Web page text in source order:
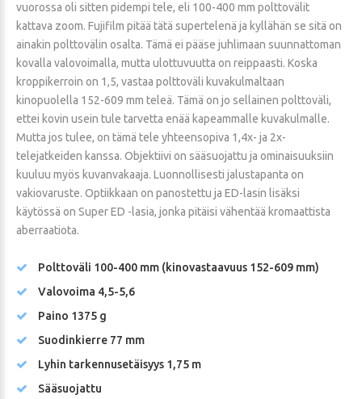
vuorossa oli sitten pidempi tele, eli 100-400 mm polttovälit
kattava zoom. Fujifilm pitää tätä supertelenä ja kyllähän se sitä on
ainakin polttovälin osalta. Tämä ei pääse juhlimaan suunnattoman
kovalla valovoimalla, mutta ulottuvuutta on reippaasti. Koska
kroppikerroin on 1,5, vastaa polttoväli kuvakulmaltaan
kinopuolella 152-609 mm teleä. Tämä on jo sellainen polttoväli,
ettei kovin usein tule tarvetta enää kapeammalle kuvakulmalle.
Mutta jos tulee, on tämä tele yhteensopiva 1,4x- ja 2x-
telejatkeiden kanssa. Objektiivi on sääsuojattu ja ominaisuuksiin
kuuluu myös kuvanvakaaja. Luonnollisesti jalustapanta on
vakiovaruste. Optiikkaan on panostettu ja ED-lasin lisäksi
käytössä on Super ED -lasia, jonka pitäisi vähentää kromaattista
aberraatiota.
Polttoväli 100-400 mm (kinovastaavuus 152-609 mm)
Valovoima 4,5-5,6
Paino 1375 g
Suodinkierre 77 mm
Lyhin tarkennusetäisyys 1,75 m
Sääsuojattu